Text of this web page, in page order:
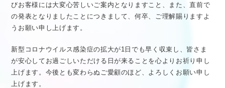
びお客様には大変心苦しいご案内となりますこと、また、直前で
の発表となりましたことにつきまして、何卒、ご理解賜りますよ
うお願い申し上げます。
新型コロナウイルス感染症の拡大が1日でも早く収束し、皆さま
が安心してお過ごしいただける日が来ることを心よりお祈り申し
上げます。今後とも変わらぬご愛顧のほど、よろしくお願い申し
上げます。